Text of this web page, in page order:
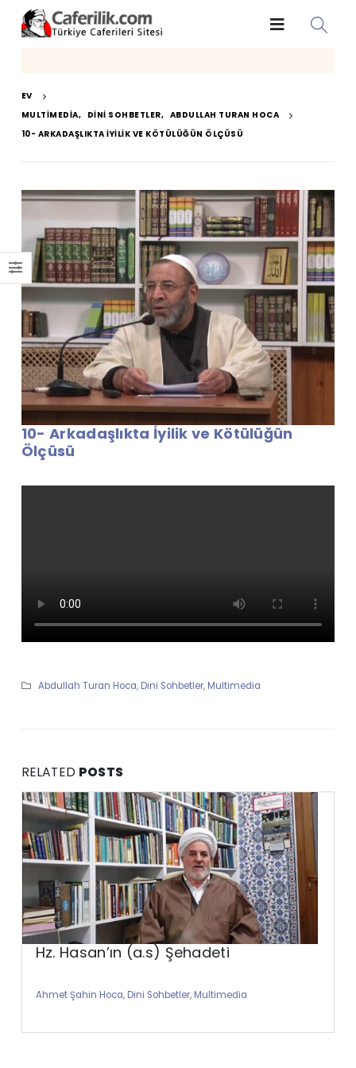
EV
MULTIMEDIA, DINI SOHBETLER, ABDULLAH TURAN HOCA
10- ARKADAŞLIKTA İYILIK VE KÖTÜLÜĞÜN ÖLÇÜSÜ
10- Arkadaşlıkta İyilik ve Kötülüğün
Ölçüsü
Abdullah Turan Hoca, Dini Sohbetler, Multimedia
RELATED POSTS
Hz. Hasan’ın (a.s) Şehadeti
Ahmet Şahin Hoca, Dini Sohbetler, Multimedia